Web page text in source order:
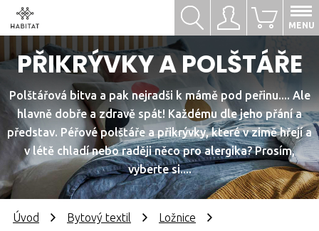
Přihlásit se
PŘIKRÝVKY A POLŠTÁŘE
Polštářová bitva a pak nejradši k mámě pod peřinu.... Ale
hlavně dobře a zdravě spát! Každému dle jeho přání a
představ. Péřové polštáře a přikrývky, které v zimě hřejí a
v létě chladí nebo raději něco pro alergika? Prosím,
vyberte si....
0
MENU
Hledat
Úvod Bytový textil
Ložnice